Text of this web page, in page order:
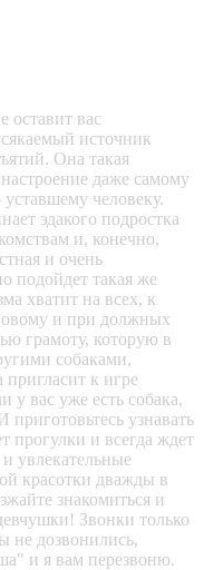
оставит вас
источник
Она такая
даже самому
человеку.
эдакого подростка
и, конечно,
и очень
подойдет такая же
хватит на всех, к
и при должных
грамоту, которую в
собаками,
пригласит к игре
у вас уже есть собака,
узнавать
прогулки и всегда ждет
увлекательные
красотки дважды в
знакомиться и
Звонки только
не дозвонились,
и я вам перезвоню.